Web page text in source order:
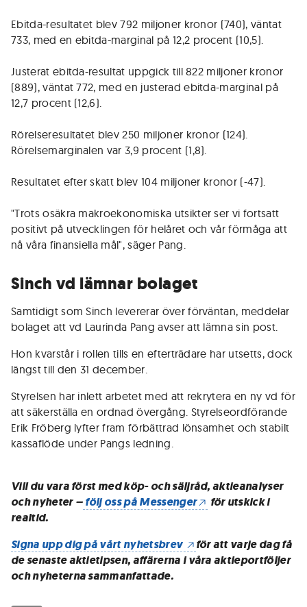
Ebitda-resultatet blev 792 miljoner kronor (740), väntat
733, med en ebitda-marginal på 12,2 procent (10,5).
Justerat ebitda-resultat uppgick till 822 miljoner kronor
(889), väntat 772, med en justerad ebitda-marginal på
12,7 procent (12,6).
Rörelseresultatet blev 250 miljoner kronor (124).
Rörelsemarginalen var 3,9 procent (1,8).
Resultatet efter skatt blev 104 miljoner kronor (-47).
"Trots osäkra makroekonomiska utsikter ser vi fortsatt
positivt på utvecklingen för helåret och vår förmåga att
nå våra finansiella mål", säger Pang.
Sinch vd lämnar bolaget
Samtidigt som Sinch levererar över förväntan, meddelar
bolaget att vd Laurinda Pang avser att lämna sin post.
Hon kvarstår i rollen tills en efterträdare har utsetts, dock
längst till den 31 december.
Styrelsen har inlett arbetet med att rekrytera en ny vd för
att säkerställa en ordnad övergång. Styrelseordförande
Erik Fröberg lyfter fram förbättrad lönsamhet och stabilt
kassaflöde under Pangs ledning.
Vill du vara först med köp- och säljråd, aktieanalyser
och nyheter –följ oss på Messenger
för utskick i
realtid.
Signa upp dig på vårt nyhetsbrev
för att varje dag få
de senaste aktietipsen, affärerna i våra aktieportföljer
och nyheterna sammanfattade.